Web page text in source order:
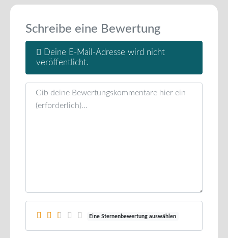
Schreibe eine Bewertung
Deine E-Mail-Adresse wird nicht
veröffentlicht.
Rezensionstext
Eine Sternenbewertung auswählen